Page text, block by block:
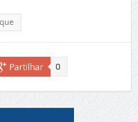
Partilhar 0